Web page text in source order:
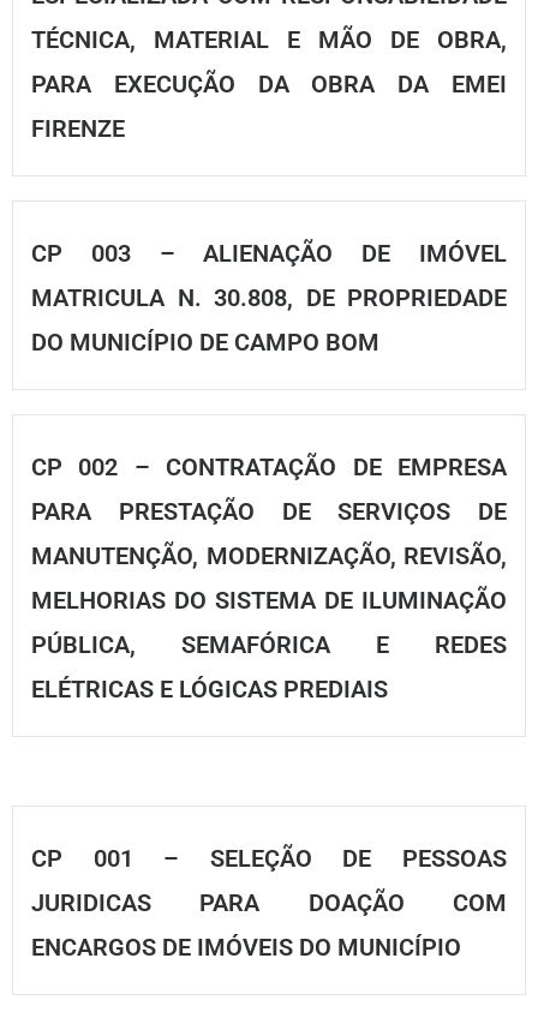
TÉCNICA, MATERIAL E MÃO DE OBRA,
PARA EXECUÇÃO DA OBRA DA EMEI
FIRENZE
CP 003 – ALIENAÇÃO DE IMÓVEL
MATRICULA N. 30.808, DE PROPRIEDADE
DO MUNICÍPIO DE CAMPO BOM
CP 002 – CONTRATAÇÃO DE EMPRESA
PARA PRESTAÇÃO DE SERVIÇOS DE
MANUTENÇÃO, MODERNIZAÇÃO, REVISÃO,
MELHORIAS DO SISTEMA DE ILUMINAÇÃO
PÚBLICA, SEMAFÓRICA E REDES
ELÉTRICAS E LÓGICAS PREDIAIS
CP 001 – SELEÇÃO DE PESSOAS
JURIDICAS PARA DOAÇÃO COM
ENCARGOS DE IMÓVEIS DO MUNICÍPIO